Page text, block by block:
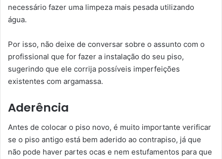
necessário fazer uma limpeza mais pesada utilizando
água.
Por isso, não deixe de conversar sobre o assunto com o
profissional que for fazer a instalação do seu piso,
sugerindo que ele corrija possíveis imperfeições
existentes com argamassa.
Aderência
Antes de colocar o piso novo, é muito importante verificar
se o piso antigo está bem aderido ao contrapiso, já que
não pode haver partes ocas e nem estufamentos para que